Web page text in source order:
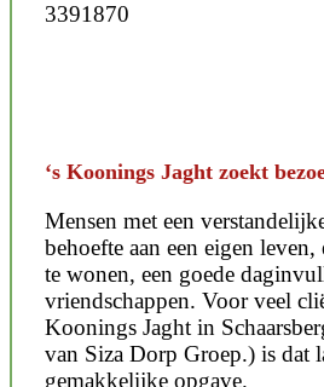
3391870
‘s Koonings Jaght zoekt
Mensen met een
behoefte aan een eigen
te wonen, een goede
vriendschappen. Voor veel
Koonings Jaght in
van Siza Dorp Groep.) is dat
gemakkelijke opgave.